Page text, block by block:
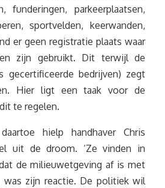
funderingen, parkeerplaatsen,
sportvelden, keerwanden,
er geen registratie plaats waar
zijn gebruikt. Dit terwijl de
gecertificeerde bedrijven) zegt
Hier ligt een taak voor de
te regelen.
hielp handhaver Chris
uit de droom. ‘Ze vinden in
de milieuwetgeving af is met
was zijn reactie. De politiek wil